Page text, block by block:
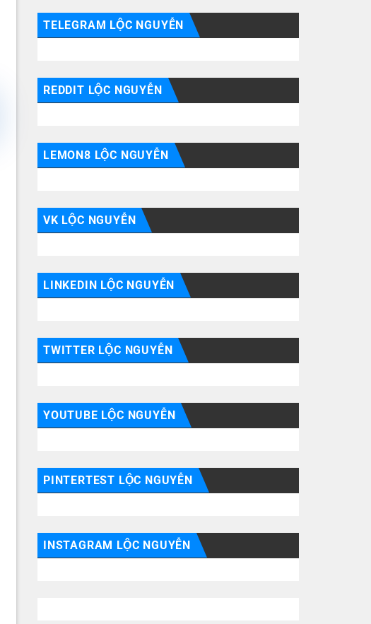
TELEGRAM LỘC NGUYỄN
REDDIT LỘC NGUYỄN
LEMON8 LỘC NGUYỄN
VK LỘC NGUYỄN
LINKEDIN LỘC NGUYỄN
TWITTER LỘC NGUYỄN
YOUTUBE LỘC NGUYỄN
PINTERTEST LỘC NGUYỄN
INSTAGRAM LỘC NGUYỄN